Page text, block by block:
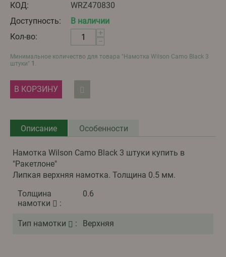
КОД:
WRZ470830
Доступность:
В наличии
Кол-во:
+
−
Минимальное количество для товара " Намотка Wilson Camo Black 3
штуки" 1 .
В КОРЗИНУ
Описание Особенности
Намотка Wilson Camo Black 3 штуки купить в
"Ракетлоне"
Липкая верхняя намотка. Толщина 0.5 мм.
Толщина
намотки
:
0.6
Тип намотки : Верхняя